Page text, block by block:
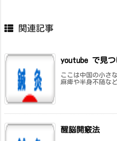
関連記事
youtube で見つ
ここは中国の小さ
麻痺や半身不随な
醒脳開竅法